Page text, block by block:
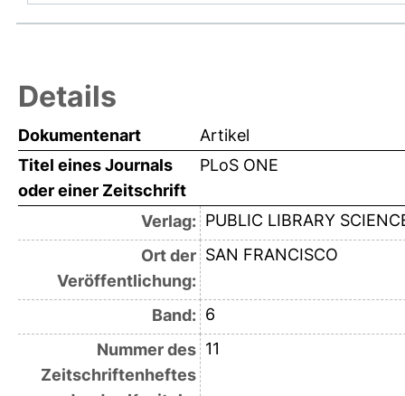
Details
Dokumentenart
Artikel
Titel eines Journals
oder einer Zeitschrift
PLoS ONE
Verlag: PUBLIC LIBRARY
Ort der
Veröffentlichung:
SAN FRANCISCO
Band: 6
Nummer des
Zeitschriftenheftes
11